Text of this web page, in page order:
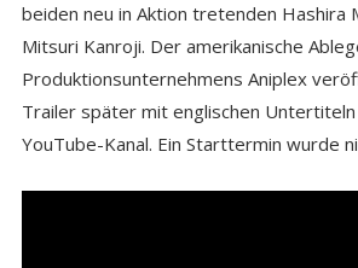
beiden neu in Aktion tretenden Hashira
Mitsuri Kanroji. Der amerikanische
Produktionsunternehmens Aniplex
Trailer später mit englischen
YouTube-Kanal. Ein Starttermin wurde